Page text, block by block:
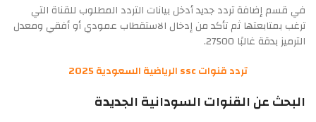
في قسم إضافة تردد جديد أدخل بيانات التردد المطلوب للقناة التي
ترغب بمتابعتها ثم تأكد من إدخال الاستقطاب عمودي أو أفقي ومعدل
الترميز بدقة غالبًا 27500.
تردد قنوات ssc الرياضية السعودية 2025
البحث عن القنوات السودانية الجديدة